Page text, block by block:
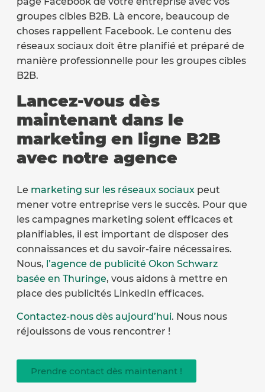
groupes cibles B2B. Là encore, beaucoup de
choses rappellent Facebook. Le contenu des
réseaux sociaux doit être planifié et préparé de
manière professionnelle pour les groupes cibles
B2B.
Lancez-vous dès
maintenant dans le
marketing en ligne B2B
avec notre agence
Le marketing sur les réseaux sociauxpeut
mener votre entreprise vers le succès. Pour que
les campagnes marketing soient efficaces et
planifiables, il est important de disposer des
connaissances et du savoir-faire nécessaires.
Nous, l’agence de publicité Okon Schwarz
basée en Thuringe, vous aidons à mettre en
place des publicités LinkedIn efficaces.
Contactez-nous dès aujourd’hui. Nous nous
réjouissons de vous rencontrer !
Prendre contact dès maintenant !